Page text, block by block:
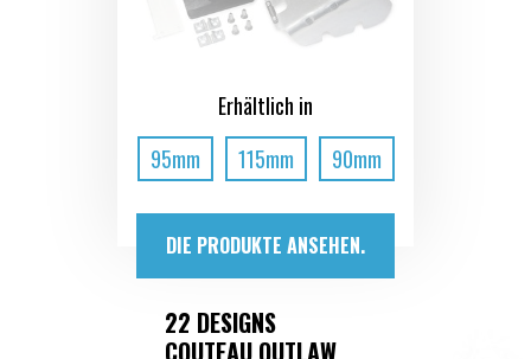
Erhältlich in
95mm
115mm 90mm
DIE PRODUKTE ANSEHEN.
22 DESIGNS
COUTEAU OUTLAW